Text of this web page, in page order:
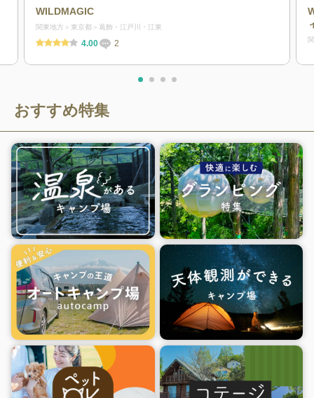
WILDMAGIC
関東地方 東京都 葛飾・江戸川・江東
4.00 2
おすすめ特集